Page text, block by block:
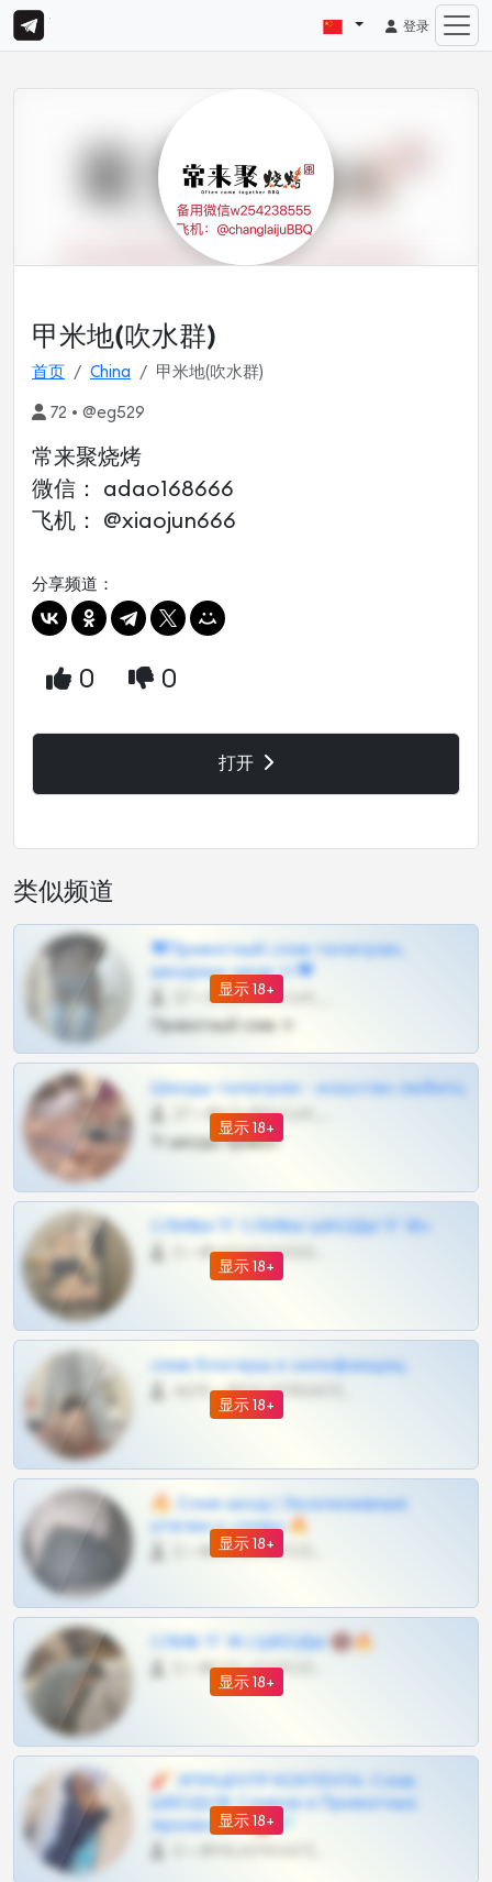
登录
甲米地(吹水群)
首页 China 甲米地(吹水群)
72 • @eg529
常来聚烧烤
微信： adao168666
飞机： @xiaojun666
分享频道：
0 0
打开
类似频道
显示 18+
❤Приватный слив телеграм,
шкодных шкур тг❤
Приватный слив тг
显示 18+
Шкоды телеграм - искуство любить
Тг шкоды приват
显示 18+
СЛИВЫ ТГ СЛИВЫ ШКОДЫ ТГ 18+
显示 18+
слив блогерш и онлифанщиц
4675 •
显示 18+
🔥 Слив шкод | Эксклюзивные
утечки и сливы 🔥
显示 18+
СЛИВ ТГ 18 | ШКОДЫ 🔞🔥
显示 18+
🧨 ЭПИЦЕНТР КОНТЕНТА: Слив
ШКОДОВ Сливов и Приватных
Архивов ТГ 🔞💎